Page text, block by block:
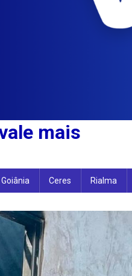
mais
Goiânia Ceres Rialma